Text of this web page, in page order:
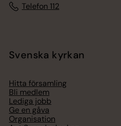
Telefon 112
Svenska kyrkan
Hitta församling
Bli medlem
Lediga jobb
Ge en gåva
Organisation